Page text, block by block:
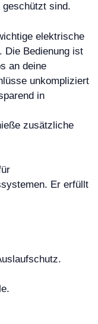
geschützt sind.
elektrische
Die Bedienung ist
an deine
unkompliziert
in
zusätzliche
Er erfüllt